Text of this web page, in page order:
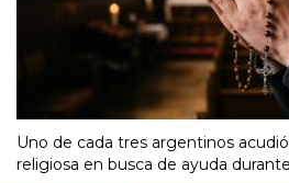
Uno de cada tres argentinos
religiosa en busca de ayuda